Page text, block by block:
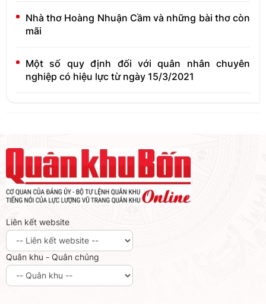
Nhà thơ Hoàng Nhuận Cầm và những bài thơ còn
mãi
Một số quy định đối với quân nhân chuyên
nghiệp có hiệu lực từ ngày 15/3/2021
Liên kết website
Quân khu - Quân chủng